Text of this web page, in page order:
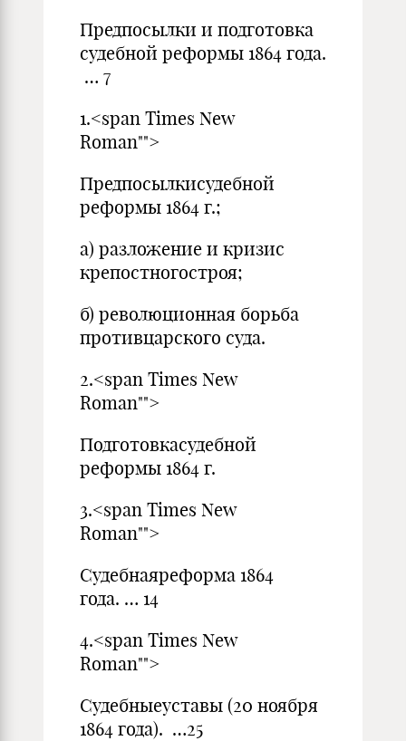
Предпосылки и подготовка
судебной реформы 1864 года.
… 7
1.<span Times New
Roman"">
Предпосылкисудебной
реформы 1864 г.;
а) разложение и кризис
крепостногостроя;
б) революционная борьба
противцарского суда.
2.<span Times New
Roman"">
Подготовкасудебной
реформы 1864 г.
3.<span Times New
Roman"">
Судебнаяреформа 1864
года. … 14
4.<span Times New
Roman"">
Судебныеуставы (20 ноября
1864 года). …25